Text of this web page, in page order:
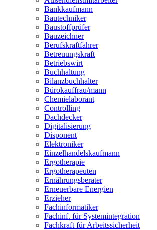
Bankkaufmann
Bautechniker
Baustoffprüfer
Bauzeichner
Berufskraftfahrer
Betreuungskraft
Betriebswirt
Buchhaltung
Bilanzbuchhalter
Bürokauffrau/mann
Chemielaborant
Controlling
Dachdecker
Digitalisierung
Disponent
Elektroniker
Einzelhandelskaufmann
Ergotherapie
Ergotherapeuten
Ernährungsberater
Erneuerbare Energien
Erzieher
Fachinformatiker
Fachinf. für Systemintegration
Fachkraft für Arbeitssicherheit